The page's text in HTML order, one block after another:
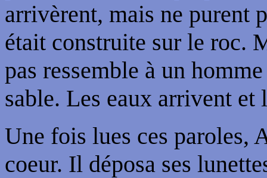
arrivèrent, mais ne purent
était construite sur le roc.
pas ressemble à un
sable. Les eaux arrivent et
Une fois lues ces paroles,
coeur. Il déposa ses